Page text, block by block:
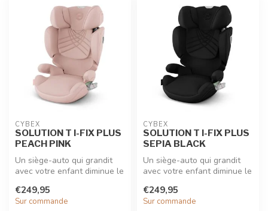
CYBEX
SOLUTION T I-FIX PLUS
PEACH PINK
Un siège-auto qui grandit
avec votre enfant diminue le
€249,95
Sur commande
CYBEX
SOLUTION T I-FIX PLUS
SEPIA BLACK
Un siège-auto qui grandit
avec votre enfant diminue le
€249,95
Sur commande